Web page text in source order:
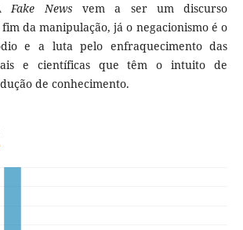
FakeNews vem a ser um discurso
da manipulação, já o negacionismo é o
e a luta pelo enfraquecimento das
e científicas que têm o intuito de
de conhecimento.